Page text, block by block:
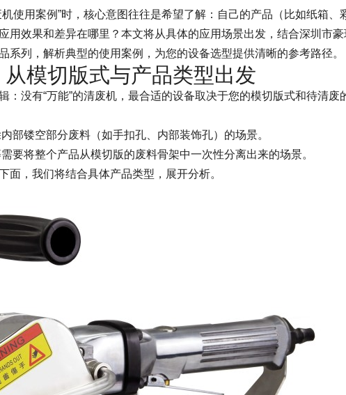
使用案例”时，核心意图往往是希望了解：自己的产品（比如纸箱、
用效果和差异在哪里？本文将从具体的应用场景出发，结合深圳市
系列，解析典型的使用案例，为您的设备选型提供清晰的参考路径。
模切版式与产品类型出发
：没有“万能”的清废机，最合适的设备取决于您的模切版式和待清废
部镂空部分废料（如手扣孔、内部装饰孔）的场景。
要将整个产品从模切版的废料骨架中一次性分离出来的场景。
，我们将结合具体产品类型，展开分析。